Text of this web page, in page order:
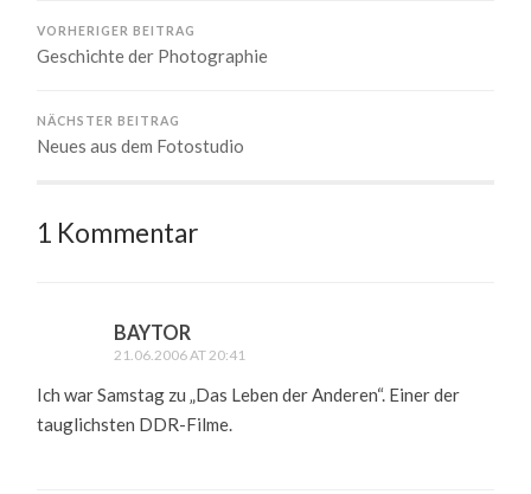
VORHERIGER BEITRAG
Geschichte der Photographie
NÄCHSTER BEITRAG
Neues aus dem Fotostudio
1 Kommentar
BAYTOR
21.06.2006 AT 20:41
Ich war Samstag zu „Das Leben der Anderen“. Einer der
tauglichsten DDR-Filme.